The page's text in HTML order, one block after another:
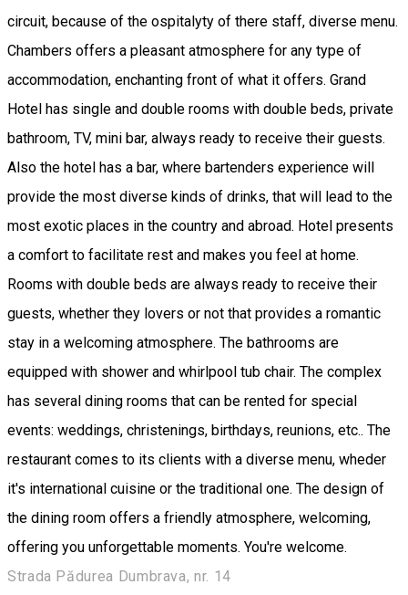
circuit, because of the ospitalyty of there staff, diverse menu.
Chambers offers a pleasant atmosphere for any type of
accommodation, enchanting front of what it offers. Grand
Hotel has single and double rooms with double beds, private
bathroom, TV, mini bar, always ready to receive their guests.
Also the hotel has a bar, where bartenders experience will
provide the most diverse kinds of drinks, that will lead to the
most exotic places in the country and abroad. Hotel presents
a comfort to facilitate rest and makes you feel at home.
Rooms with double beds are always ready to receive their
guests, whether they lovers or not that provides a romantic
stay in a welcoming atmosphere. The bathrooms are
equipped with shower and whirlpool tub chair. The complex
has several dining rooms that can be rented for special
events: weddings, christenings, birthdays, reunions, etc.. The
restaurant comes to its clients with a diverse menu, wheder
it's international cuisine or the traditional one. The design of
the dining room offers a friendly atmosphere, welcoming,
offering you unforgettable moments. You're welcome.
Strada Pădurea Dumbrava, nr. 14